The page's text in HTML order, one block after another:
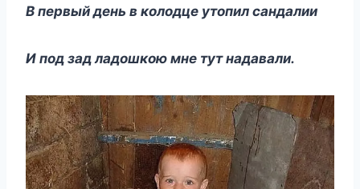
В первый день в колодце утопил сандалии
И под зад ладошкою мне тут надавали.